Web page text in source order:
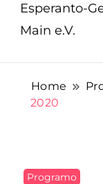
Esperanto-
Main e.V.
Home
2020
Programo